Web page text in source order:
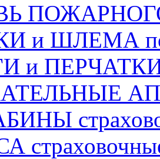
и ШЛЕМА
и ПЕРЧАТКИ